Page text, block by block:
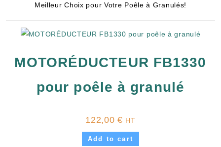
Meilleur Choix pour Votre Poêle à Granulés!
MOTORÉDUCTEUR FB1330
pour poêle à granulé
122,00€ HT
Add to cart